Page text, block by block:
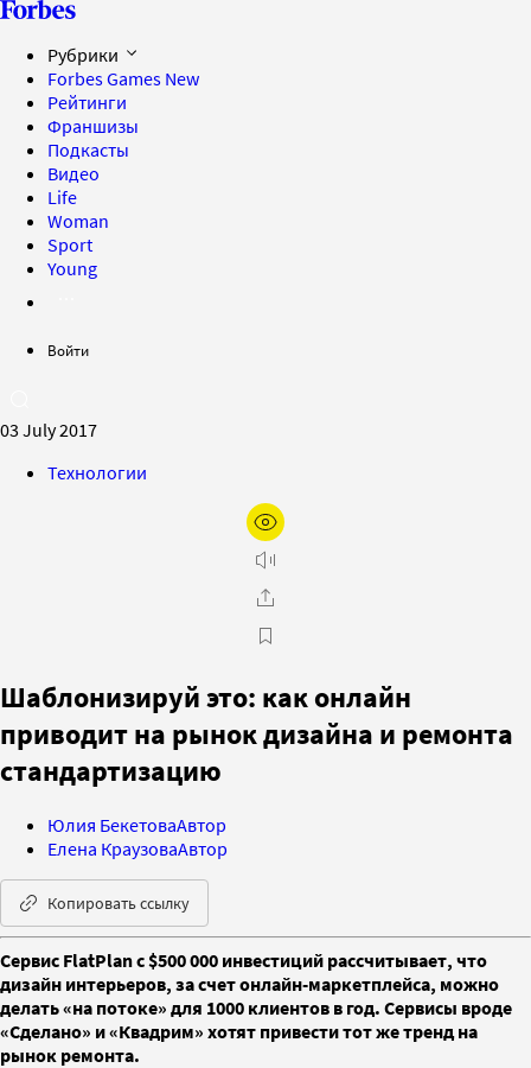
Рубрики
Forbes Games New
Рейтинги
Франшизы
Подкасты
Видео
Life
Woman
Sport
Young
Войти
03 July 2017
Технологии
Шаблонизируй это: как онлайн
приводит на рынок дизайна и ремонта
стандартизацию
Юлия БекетоваАвтор
Елена КраузоваАвтор
Копировать ссылку
Сервис FlatPlan с $500 000 инвестиций рассчитывает, что
дизайн интерьеров, за счет онлайн-маркетплейса, можно
делать «на потоке» для 1000 клиентов в год. Сервисы вроде
«Сделано» и «Квадрим» хотят привести тот же тренд на
рынок ремонта.